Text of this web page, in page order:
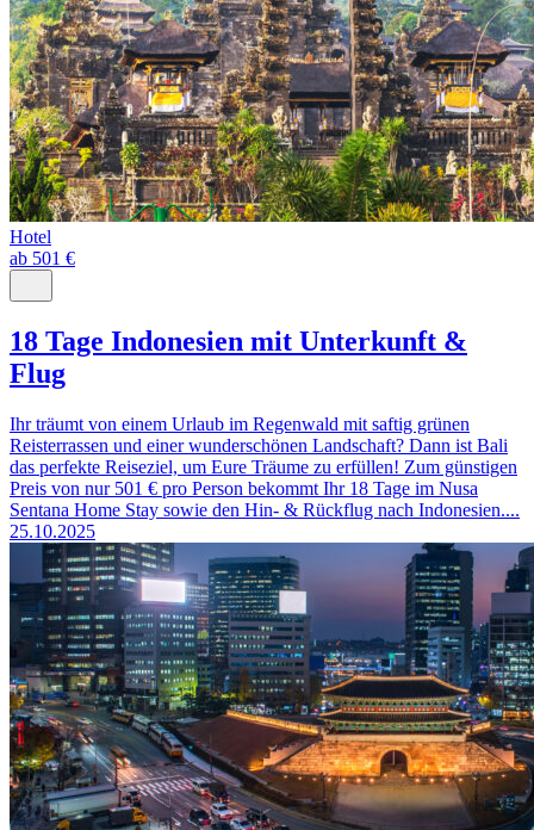
Hotel
ab 501 €
18 Tage Indonesien mit Unterkunft &
Flug
Ihr träumt von einem Urlaub im Regenwald mit saftig grünen
Reisterrassen und einer wunderschönen Landschaft? Dann ist Bali
das perfekte Reiseziel, um Eure Träume zu erfüllen! Zum günstigen
Preis von nur 501 € pro Person bekommt Ihr 18 Tage im Nusa
Sentana Home Stay sowie den Hin- & Rückflug nach Indonesien....
25.10.2025